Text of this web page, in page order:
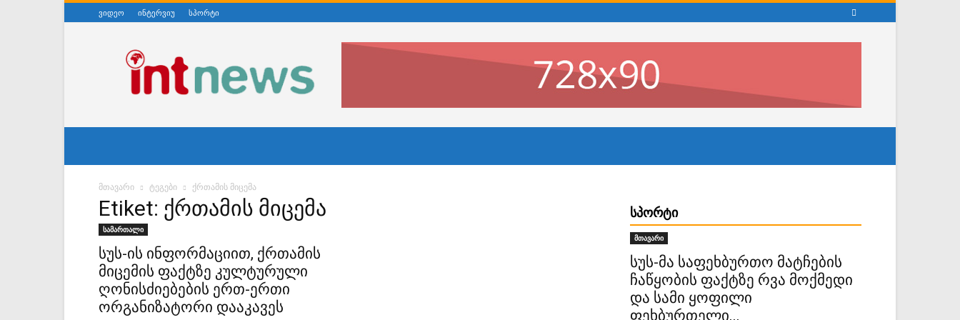
ვიდეო ინტერვიუ სპორტი
ინტერნეტნიუსი
მთავარი ტეგები ქრთამის მიცემა
Etiket: ქრთამის მიცემა
სამართალი
სუს-ის ინფორმაციით, ქრთამის
მიცემის ფაქტზე კულტურული
ღონისძიებების ერთ-ერთი
ორგანიზატორი დააკავეს
ᲡᲞᲝᲠᲢᲘ
მთავარი
სუს-მა საფეხბურთო მატჩების
ჩაწყობის ფაქტზე რვა მოქმედი
და სამი ყოფილი
ფეხბურთელი...